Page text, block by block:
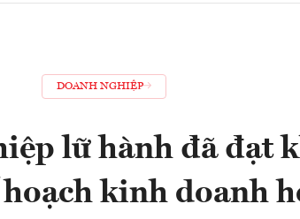
DOANH NGHIỆP
lữ hành đã đạt
kinh doanh